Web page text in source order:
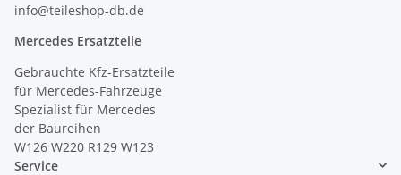
info@teileshop-db.de
Mercedes Ersatzteile
Gebrauchte Kfz-Ersatzteile
für Mercedes-Fahrzeuge
Spezialist für Mercedes
der Baureihen
W126 W220 R129 W123
Service